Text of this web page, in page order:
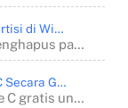
Memperluas Drive C Tanpa Menghapus Partisi di Windows 11/10
Perluas drive C di Windows 11 tanpa menghapus partisi atau kehilangan data. Pelajari cara ...
Unduh Perangkat Lunak Perluasan Drive C Secara Gratis dan Aman | Panduan Cara Menggunakan
Unduh perangkat lunak perluasan drive C gratis untuk menambah ruang disk tanpa kehilangan ...